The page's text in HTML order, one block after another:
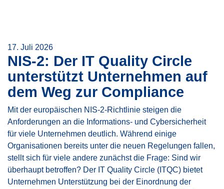
17. Juli 2026
NIS-2: Der IT Quality Circle
unterstützt Unternehmen auf
dem Weg zur Compliance
Mit der europäischen NIS-2-Richtlinie steigen die
Anforderungen an die Informations- und Cybersicherheit
für viele Unternehmen deutlich. Während einige
Organisationen bereits unter die neuen Regelungen fallen,
stellt sich für viele andere zunächst die Frage: Sind wir
überhaupt betroffen? Der IT Quality Circle (ITQC) bietet
Unternehmen Unterstützung bei der Einordnung der